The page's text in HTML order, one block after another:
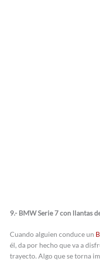
9.- BMW Serie 7 con llantas
Cuando alguien conduce un
él, da por hecho que va a
trayecto. Algo que se torna